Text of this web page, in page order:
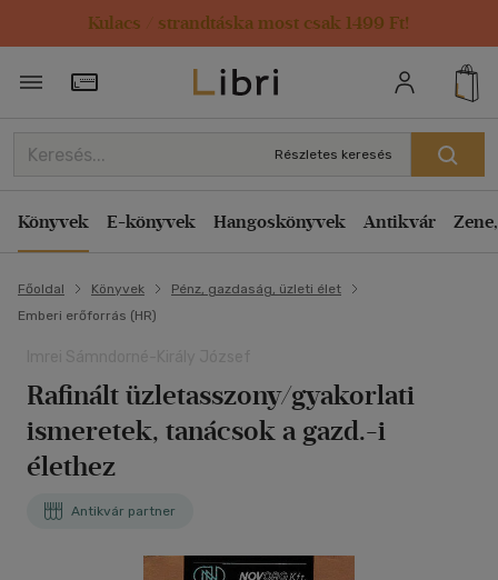
Kulacs / strandtáska most csak 1499 Ft!
Törzsvásárlói Kártya adatai
Részletes keresés
Könyvek E-könyvek Hangoskönyvek Antikvár
Főoldal Könyvek
Pénz, gazdaság, üzleti élet
Emberi erőforrás (HR)
Rafinált üzletasszony/gyakorlati
ismeretek, tanácsok a gazd.-i
élethez
Antikvár partner